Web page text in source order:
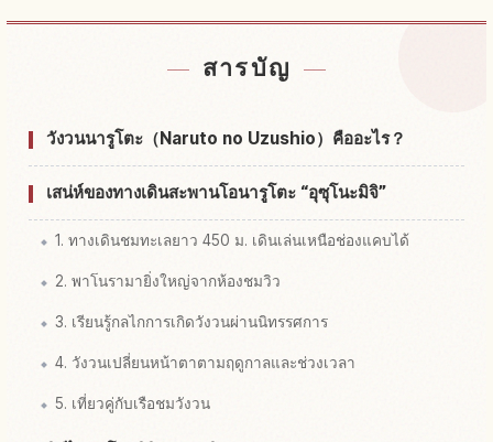
No Michi
หากิจกรรมในสะพาน Dai Naruto Hashi Yuuhodou
สารบัญ
วังวนนารูโตะ（Naruto no Uzushio）คืออะไร？
เสน่ห์ของทางเดินสะพานโอนารูโตะ “อุซุโนะมิจิ”
1. ทางเดินชมทะเลยาว 450 ม. เดินเล่นเหนือช่องแคบได้
2. พาโนรามายิ่งใหญ่จากห้องชมวิว
3. เรียนรู้กลไกการเกิดวังวนผ่านนิทรรศการ
4. วังวนเปลี่ยนหน้าตาตามฤดูกาลและช่วงเวลา
5. เที่ยวคู่กับเรือชมวังวน